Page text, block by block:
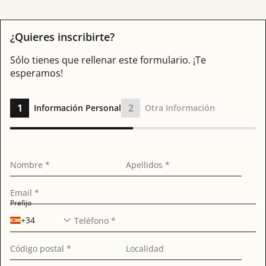
¿Quieres inscribirte?
Sólo tienes que rellenar este formulario. ¡Te
esperamos!
1 Información Personal 2 Otra Información
Nombre * Apellidos *
Email *
+34
Prefijo
Teléfono *
Código postal * Localidad